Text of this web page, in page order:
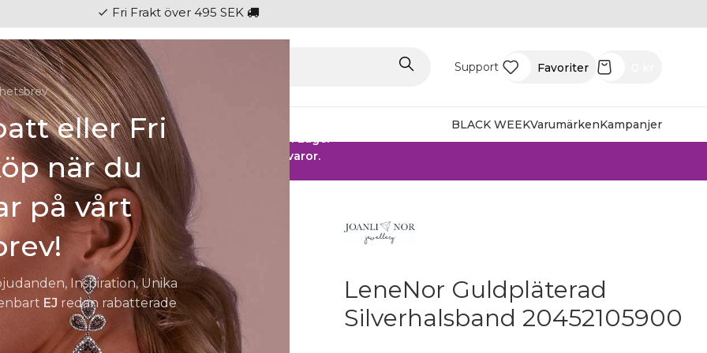
eller Fri
när du
på vårt
Inspiration, Unika
EJ redan rabatterade
check Fri Frakt över 495 SEK
Support Favoriter
RingarKlockorHerrBarnFest BLACK WEEKVarumärkenKampanjer
SMYCKENDAHLS
Rabatter på varor i Lager
25% på tusentals varor.
LeneNor Guldpläterad
Silverhalsband 20452105900